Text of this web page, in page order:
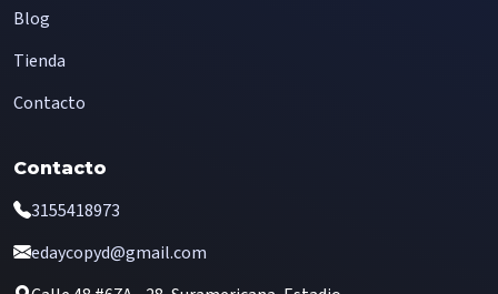
Blog
Tienda
Contacto
Contacto
3155418973
edaycopyd@gmail.com